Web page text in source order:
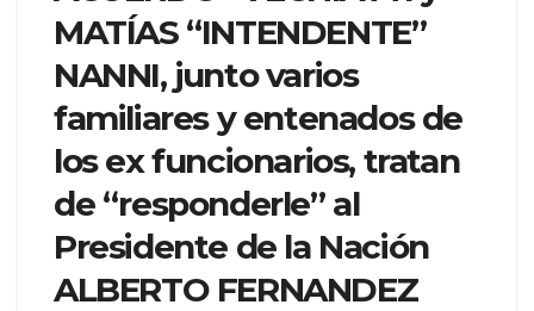
MATÍAS “INTENDENTE”
NANNI, junto varios
familiares y entenados de
los ex funcionarios, tratan
de “responderle” al
Presidente de la Nación
ALBERTO FERNANDEZ